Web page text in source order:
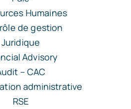
Humaines
de gestion
Juridique
Advisory
– CAC
administrative
RSE